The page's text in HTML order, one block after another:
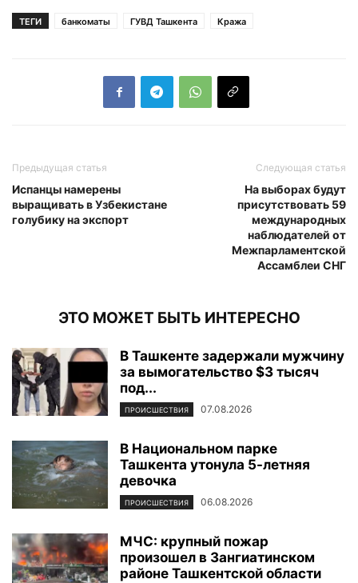
ТЕГИ банкоматы ГУВД Ташкента Кража
Предыдущая статья
Испанцы намерены
выращивать в Узбекистане
голубику на экспорт
Следующая статья
На выборах будут
присутствовать 59
международных
наблюдателей от
Межпарламентской
Ассамблеи СНГ
ЭТО МОЖЕТ БЫТЬ ИНТЕРЕСНО
В Ташкенте задержали мужчину
за вымогательство $3 тысяч
под...
ПРОИСШЕСТВИЯ 07.08.2026
В Национальном парке
Ташкента утонула 5-летняя
девочка
ПРОИСШЕСТВИЯ 06.08.2026
МЧС: крупный пожар
произошел в Зангиатинском
районе Ташкентской области